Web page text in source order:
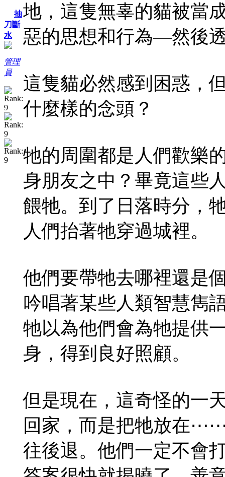
抽
刀斷
水
管理
員
地，這隻無辜的貓被當
惡的思想和行為—然後
這隻貓必然感到困惑，
什麼樣的念頭？
牠的周圍都是人們歡樂
身朋友之中？畢竟這些
餵牠。到了日落時分，
人們抬著牠穿過城裡。
他們要帶牠去哪裡還是
吟唱著某些人類智慧雋
牠以為他們會為牠提供
身，得到良好照顧。
但是現在，這奇怪的一
回家，而是把牠放在
往後退。他們一定不會